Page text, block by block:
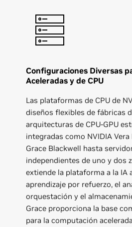
Configuraciones Diversas
Aceleradas y de CPU
Las plataformas de CPU de
diseños flexibles de fábricas
arquitecturas de CPU-GPU
integradas como NVIDIA Vera
Grace Blackwell hasta
independientes de uno y dos
extiende la plataforma a la IA
aprendizaje por refuerzo, el
orquestación y el
Grace proporciona la base
para la computación